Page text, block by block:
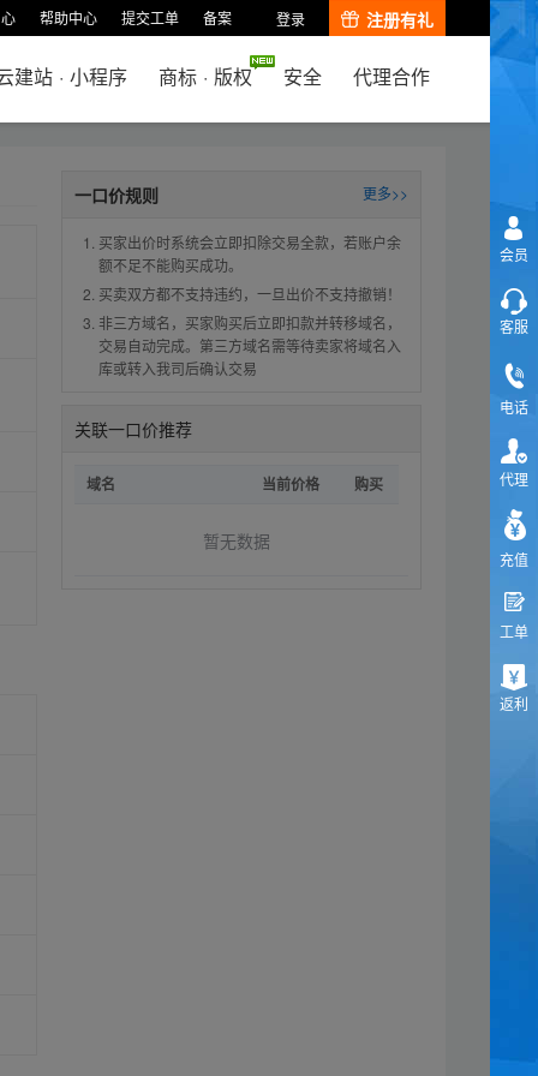
帮助中心 提交工单 备案 登录 注册有礼
建站 · 小程序 商标 · 版权 安全 代理合作
一口价规则 更多>>
买家出价时系统会立即扣除交易全款，若账户余
额不足不能购买成功。
买卖双方都不支持违约，一旦出价不支持撤销！
非三方域名，买家购买后立即扣款并转移域名，
交易自动完成。第三方域名需等待卖家将域名入
库或转入我司后确认交易
关联一口价推荐
域名 当前价格 购买
暂无数据
会员
客服
电话
代理
充值
工单
返利